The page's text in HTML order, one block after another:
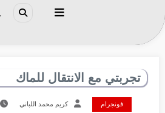
تجربتي مع الانتقال للماك
فونجرام كريم محمد اللباني